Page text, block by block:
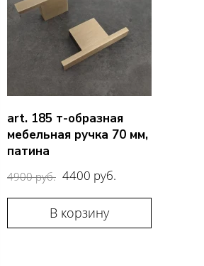
art. 185 т-образная
мебельная ручка 70 мм,
патина
4900 руб. 4400 руб.
В корзину